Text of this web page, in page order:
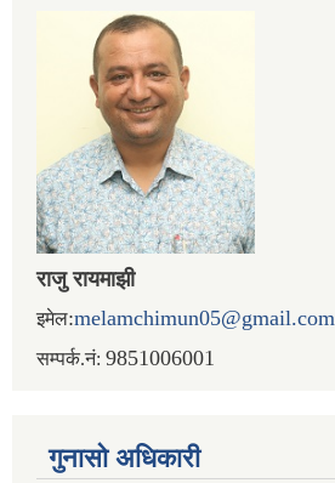
राजु रायमाझी
इमेल:melamchimun05@gmail.com
सम्पर्क.नं: 9851006001
गुनासो अधिकारी